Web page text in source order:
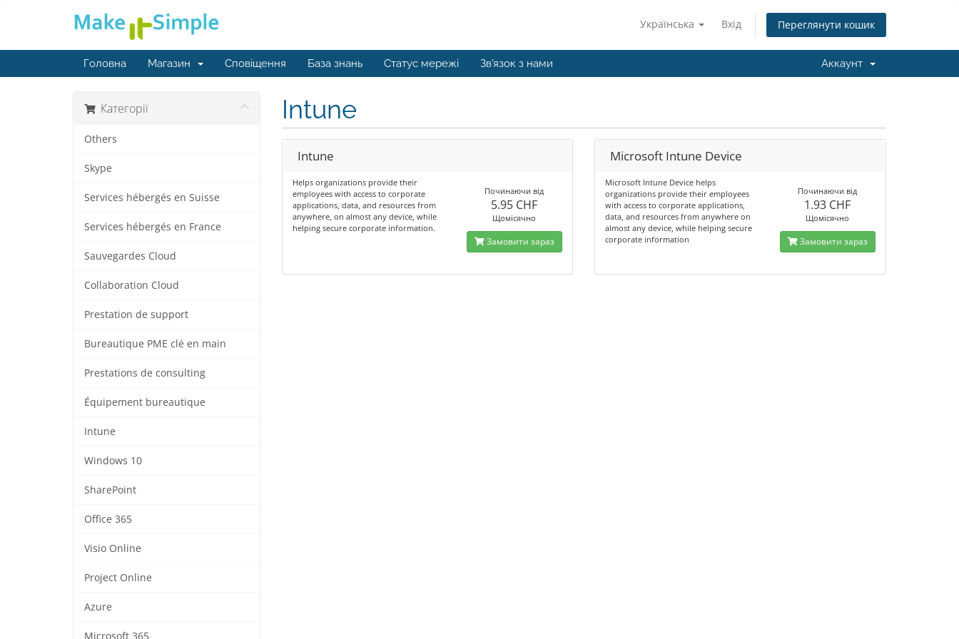
Українська Вхід Переглянути кошик
Головна Магазин Сповіщення База знань Статус мережі Зв'язок з нами Аккаунт
Категорії
Others
Skype
Services hébergés en Suisse
Services hébergés en France
Sauvegardes Cloud
Collaboration Cloud
Prestation de support
Bureautique PME clé en main
Prestations de consulting
Équipement bureautique
Intune
Windows 10
SharePoint
Office 365
Visio Online
Project Online
Azure
Microsoft 365
Intune
Intune
Helps organizations provide their
employees with access to corporate
applications, data, and resources from
anywhere, on almost any device, while
helping secure corporate information.
Починаючи від
5.95 CHF
Щомісячно
Замовити зараз
Microsoft Intune Device
Microsoft Intune Device helps
organizations provide their employees
with access to corporate applications,
data, and resources from anywhere on
almost any device, while helping secure
corporate information
Починаючи від
1.93 CHF
Щомісячно
Замовити зараз